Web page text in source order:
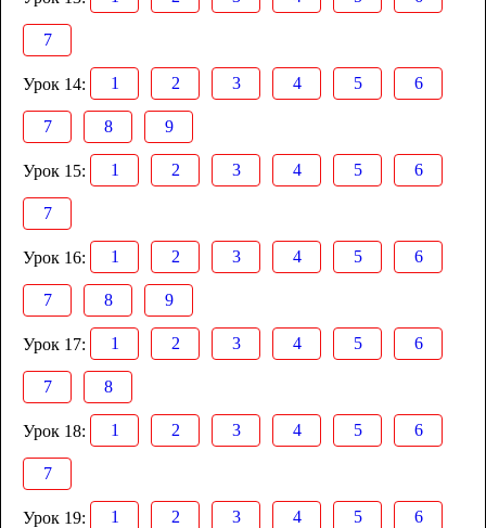
7
Урок 14: 1 2 3 4 5 6
7 8 9
Урок 15: 1 2 3 4 5 6
7
Урок 16: 1 2 3 4 5 6
7 8 9
Урок 17: 1 2 3 4 5 6
7 8
Урок 18: 1 2 3 4 5 6
7
Урок 19: 1 2 3 4 5 6